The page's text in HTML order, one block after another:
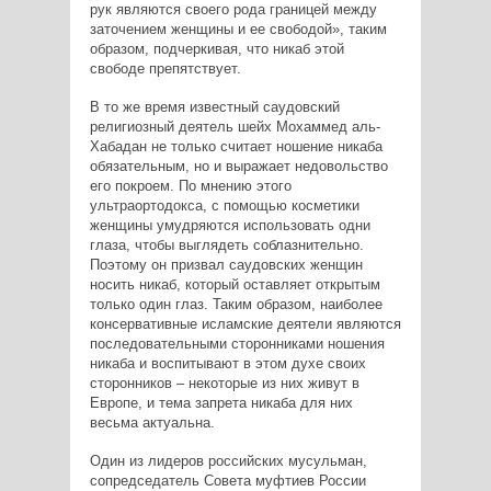
рук являются своего рода границей между
заточением женщины и ее свободой», таким
образом, подчеркивая, что никаб этой
свободе препятствует.
В то же время известный саудовский
религиозный деятель шейх Мохаммед аль-
Хабадан не только считает ношение никаба
обязательным, но и выражает недовольство
его покроем. По мнению этого
ультраортодокса, с помощью косметики
женщины умудряются использовать одни
глаза, чтобы выглядеть соблазнительно.
Поэтому он призвал саудовских женщин
носить никаб, который оставляет открытым
только один глаз. Таким образом, наиболее
консервативные исламские деятели являются
последовательными сторонниками ношения
никаба и воспитывают в этом духе своих
сторонников – некоторые из них живут в
Европе, и тема запрета никаба для них
весьма актуальна.
Один из лидеров российских мусульман,
сопредседатель Совета муфтиев России